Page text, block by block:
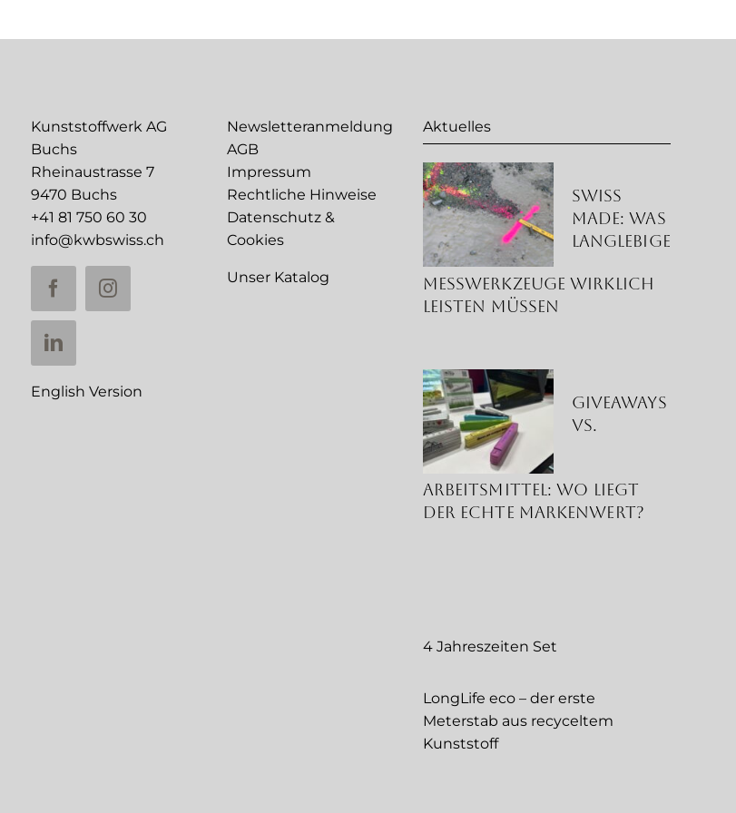
Kunststoffwerk AG
Buchs
Rheinaustrasse 7
9470 Buchs
+41 81 750 60 30
info@kwbswiss.ch
English Version
Newsletteranmeldung
AGB
Impressum
Rechtliche Hinweise
Datenschutz &
Cookies
Unser Katalog
Aktuelles
Swiss
Made: Was
langlebige
Messwerkzeuge wirklich
leisten müssen
Giveaways
vs.
Arbeitsmittel: Wo liegt
der echte Markenwert?
4 Jahreszeiten Set
LongLife eco – der erste
Meterstab aus recyceltem
Kunststoff